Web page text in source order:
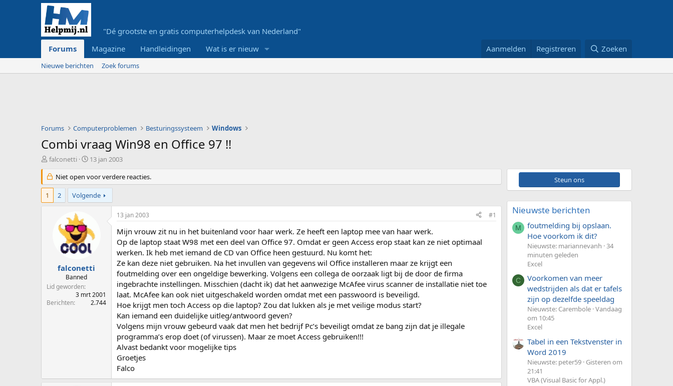
"Dé grootste en gratis computerhelpdesk van Nederland"
Forums
Magazine Handleidingen Wat is er nieuw Aanmelden Registreren Zoeken
Nieuwe berichten Zoek forums
Forums Computerproblemen Besturingssysteem Windows
Combi vraag Win98 en Office 97 !!
O
d
e
w
e
falconetti
S
a
r
t
d
u
m
13 jan 2003
Niet open voor verdere reacties.
1 2 Volgende
falconetti
Banned
Lid geworden
3 mrt 2001
Berichten
2.744
13 jan 2003 #1
Mijn vrouw zit nu in het buitenland voor haar werk. Ze heeft een laptop mee van haar werk.
Op de laptop staat W98 met een deel van Office 97. Omdat er geen Access erop staat kan ze niet optimaal
werken. Ik heb met iemand de CD van Office heen gestuurd. Nu komt het:
Ze kan deze niet gebruiken. Na het invullen van gegevens wil Office installeren maar ze krijgt een
foutmelding over een ongeldige bewerking. Volgens een collega de oorzaak ligt bij de door de firma
ingebrachte instellingen. Misschien (dacht ik) dat het aanwezige McAfee virus scanner de installatie niet toe
laat. McAfee kan ook niet uitgeschakeld worden omdat met een passwoord is beveiligd.
Hoe krijgt men toch Access op die laptop? Zou dat lukken als je met veilige modus start?
Kan iemand een duidelijke uitleg/antwoord geven?
Volgens mijn vrouw gebeurd vaak dat men het bedrijf Pc’s beveiligt omdat ze bang zijn dat je illegale
programma’s erop doet (of virussen). Maar ze moet Access gebruiken!!!
Alvast bedankt voor mogelijke tips
Groetjes
Falco
Steun ons
Nieuwste berichten
M
foutmelding bij opslaan.
Hoe voorkom ik dit?
Nieuwste: mariannevanh 34
minuten geleden
Excel
C
Voorkomen van meer
wedstrijden als dat er tafels
zijn op dezelfde speeldag
Nieuwste: Carembole Vandaag
om 10:45
Excel
Tabel in een Tekstvenster in
Word 2019
Nieuwste: peter59 Gisteren om
21:41
VBA (Visual Basic for Appl.)